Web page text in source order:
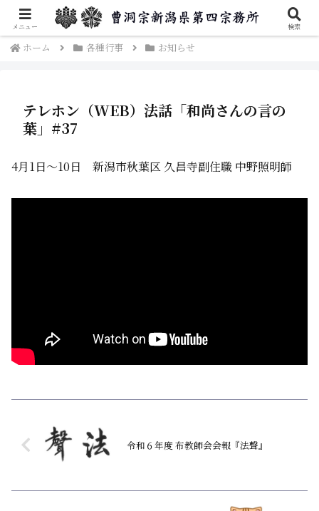
曹洞宗新潟県第四宗務所のご案内です。
ホーム 各種行事 お知らせ
テレホン（WEB）法話「和尚さんの言の
葉」#37
4月1日～10日 新潟市秋葉区 久昌寺副住職 中野照明師
令和６年度 布教師会会報『法聲』
メニュー 検索